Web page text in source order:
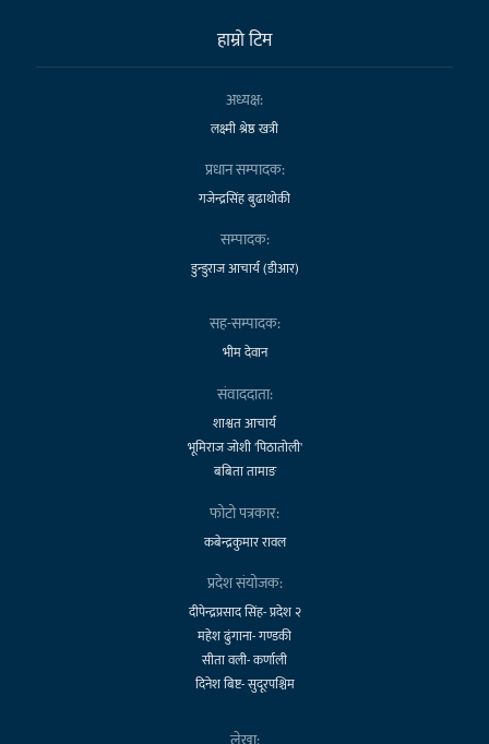
हाम्राे टिम
अध्यक्ष:
लक्ष्मी श्रेष्ठ खत्री
प्रधान सम्पादक:
गजेन्द्रसिंह बुढाथोकी
सम्पादक:
डुन्डुराज आचार्य (डीआर)
सह-सम्पादक:
भीम देवान
संवाददाता:
शाश्वत आचार्य
भूमिराज जोशी 'पिठातोली'
बबिता तामाङ
फोटो पत्रकार:
कबेन्द्रकुमार रावल
प्रदेश संयोजक:
दीपेन्द्रप्रसाद सिंह- प्रदेश २
महेश ढुंगाना- गण्डकी
सीता वली- कर्णाली
दिनेश बिष्ट- सुदूरपश्चिम